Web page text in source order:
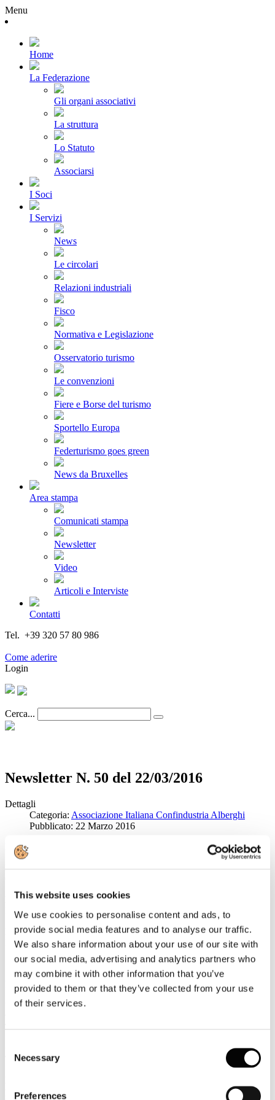
This website uses cookies
We use cookies to personalise content and ads, to
provide social media features and to analyse our traffic.
We also share information about your use of our site with
our social media, advertising and analytics partners who
may combine it with other information that you’ve
provided to them or that they’ve collected from your use
of their services.
Selection
Necessary
Preferences
Menu
Home
La Federazione
Gli organi associativi
La struttura
Lo Statuto
Associarsi
I Soci
I Servizi
News
Le circolari
Relazioni industriali
Fisco
Normativa e Legislazione
Osservatorio turismo
Le convenzioni
Fiere e Borse del turismo
Sportello Europa
Federturismo goes green
News da Bruxelles
Area stampa
Comunicati stampa
Newsletter
Video
Articoli e Interviste
Contatti
Tel. +39 320 57 80 986
Come aderire
Login
Cerca...
Newsletter N. 50 del 22/03/2016
Dettagli
Categoria: Associazione Italiana Confindustria Alberghi
Pubblicato: 22 Marzo 2016
News
Fondazione Italia Patria della Bellezza
Progetto per le scuole "Scegli l'Italia"
La flessibilità per i migranti penalizza l'Italia
Nota n. 2 del Centro Studi Confindustria
Rassegna Stampa
700 mila visitatori per le Giornate Fai, a Messina il sito più
TTGITALIA
promozione, confermate le fiere e il supporto al Convention